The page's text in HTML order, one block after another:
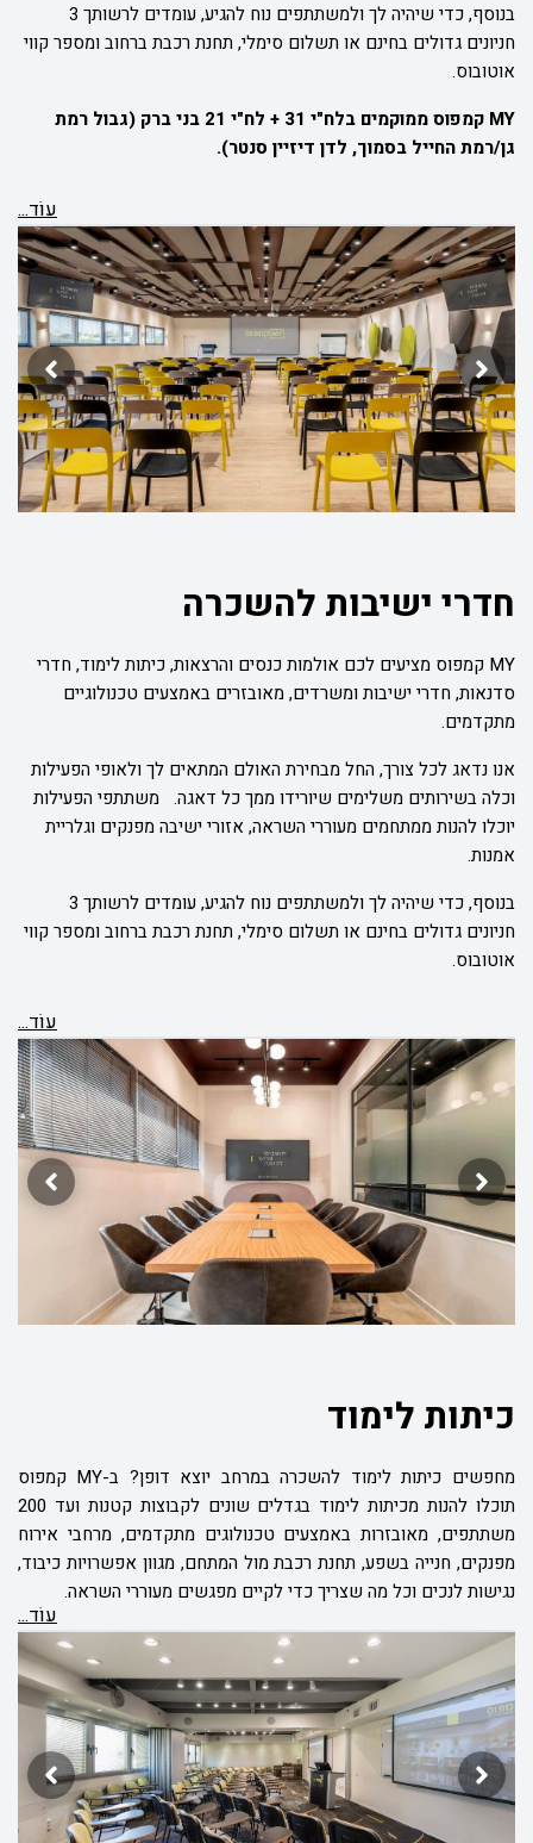
בנוסף, כדי שיהיה לך ולמשתתפים נוח להגיע, עומדים לרשותך 3
חניונים גדולים בחינם או תשלום סימלי, תחנת רכבת ברחוב ומספר קווי
אוטובוס.
MY קמפוס ממוקמים בלח"י 31 + לח"י 21 בני ברק (גבול רמת
גן/רמת החייל בסמוך, לדן דיזיין סנטר).
עוֹד...
חדרי ישיבות להשכרה
MY קמפוס מציעים לכם אולמות כנסים והרצאות, כיתות לימוד, חדרי
סדנאות, חדרי ישיבות ומשרדים, מאובזרים באמצעים טכנולוגיים
מתקדמים.
אנו נדאג לכל צורך, החל מבחירת האולם המתאים לך ולאופי הפעילות
וכלה בשירותים משלימים שיורידו ממך כל דאגה. משתתפי הפעילות
יוכלו להנות ממתחמים מעוררי השראה, אזורי ישיבה מפנקים וגלריית
אמנות.
בנוסף, כדי שיהיה לך ולמשתתפים נוח להגיע, עומדים לרשותך 3
חניונים גדולים בחינם או תשלום סימלי, תחנת רכבת ברחוב ומספר קווי
אוטובוס.
עוֹד...
כיתות לימוד
מחפשים כיתות לימוד להשכרה במרחב יוצא דופן? ב-MY קמפוס
תוכלו להנות מכיתות לימוד בגדלים שונים לקבוצות קטנות ועד 200
משתתפים, מאובזרות באמצעים טכנולוגים מתקדמים, מרחבי אירוח
מפנקים, חנייה בשפע, תחנת רכבת מול המתחם, מגוון אפשרויות כיבוד,
נגישות לנכים וכל מה שצריך כדי לקיים מפגשים מעוררי השראה.
עוֹד...